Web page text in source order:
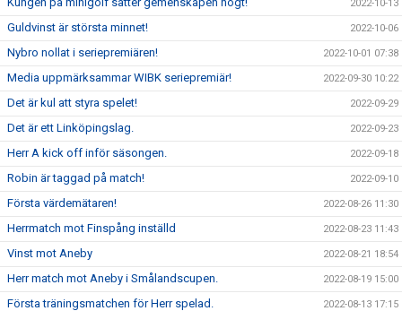
2022-10-13
Guldvinst är största minnet! 2022-10-06
Nybro nollat i seriepremiären! 2022-10-01 07:38
Media uppmärksammar WIBK seriepremiär! 2022-09-30 10:22
Det är kul att styra spelet! 2022-09-29
Det är ett Linköpingslag. 2022-09-23
Herr A kick off inför säsongen. 2022-09-18
Robin är taggad på match! 2022-09-10
Första värdemätaren! 2022-08-26 11:30
Herrmatch mot Finspång inställd 2022-08-23 11:43
Vinst mot Aneby 2022-08-21 18:54
Herr match mot Aneby i Smålandscupen. 2022-08-19 15:00
Första träningsmatchen för Herr spelad. 2022-08-13 17:15